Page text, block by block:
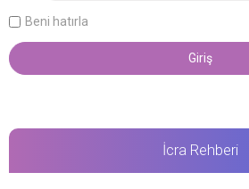
Beni hatırla
İcra Rehberi